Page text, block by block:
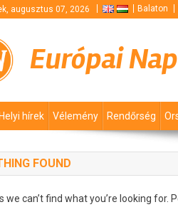
augusztus 07, 2026 Balaton
Európai Nap
Helyi hírek Vélemény Rendőrség
FOUND
we can’t find what you’re looking for.